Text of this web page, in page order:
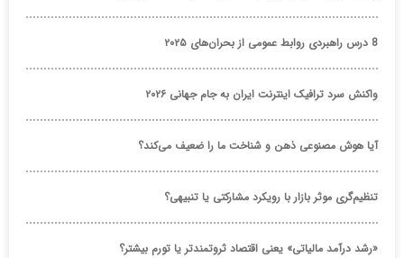
8 درس راهبردی روابط عمومی از بحران‌های ۲۰۲۵
واکنش سرد ترافیک اینترنت ایران به جام جهانی ۲۰۲۶
آیا هوش مصنوعی ذهن و شناخت ما را ضعیف می‌کند؟
تنظیم‌گری موثر بازار با رویکرد مشارکتی یا تنبیهی؟
«رشد درآمد مالیاتی» یعنی اقتصاد ثروتمندتر یا تورم بیشتر؟